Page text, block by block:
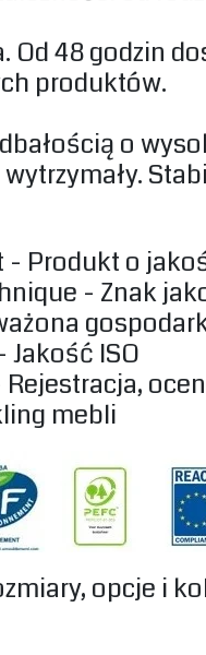
Od 48 godzin
produktów.‎
o
- Produkt o
- Znak
Jakość ISO‎
Rejestracja,
mebli‎
opcje i